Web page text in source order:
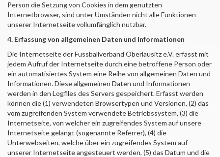
Person die Setzung von Cookies in dem genutzten
Internetbrowser, sind unter Umständen nicht alle Funktionen
unserer Internetseite vollumfänglich nutzbar.
4. Erfassung von allgemeinen Daten und Informationen
Die Internetseite derFussballverband Oberlausitz e.V.erfasst mit
jedem Aufruf der Internetseite durch eine betroffene Person oder
ein automatisiertes System eine Reihe von allgemeinen Daten und
Informationen. Diese allgemeinen Daten und Informationen
werden in den Logfiles des Servers gespeichert. Erfasst werden
können die (1) verwendeten Browsertypen und Versionen, (2) das
vom zugreifenden System verwendete Betriebssystem, (3) die
Internetseite, von welcher ein zugreifendes System auf unsere
Internetseite gelangt (sogenannte Referrer), (4) die
Unterwebseiten, welche über ein zugreifendes System auf
unserer Internetseite angesteuert werden, (5) das Datum und die